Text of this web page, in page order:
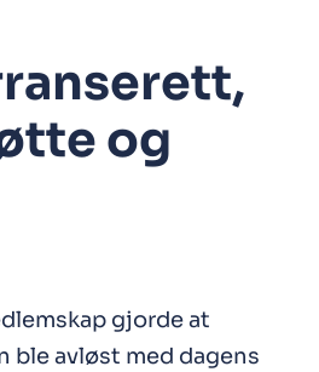
og
gjorde at
ble avløst med dagens